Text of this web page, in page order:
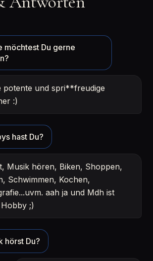
möchtest Du gerne
potente und spri**freudige
:)
hast Du?
Musik hören, Biken, Shoppen,
Schwimmen, Kochen,
aah ja und Mdh ist
;)
hörst Du?